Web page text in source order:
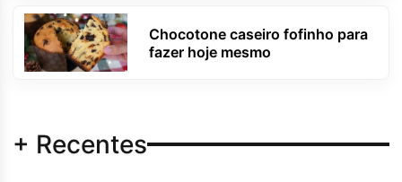
Chocotone caseiro fofinho para
fazer hoje mesmo
+ Recentes